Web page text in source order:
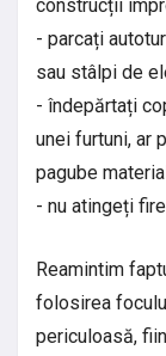
construcții
- parcați
sau stâlpi de
- îndepărtați
unei furtuni, ar
pagube
- nu atingeți
Reamintim
folosirea
periculoasă,